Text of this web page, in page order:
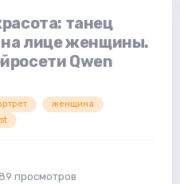
танец
на лице женщины.
Qwen
женщина
просмотров